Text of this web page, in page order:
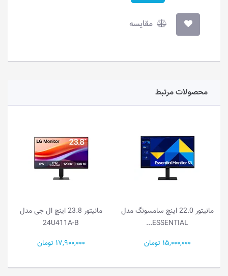
مقایسه
محصولات مرتبط
مانیتور 22.0 اینچ سامسونگ مدل
مانیتور 23.8 اینچ ال جی مدل